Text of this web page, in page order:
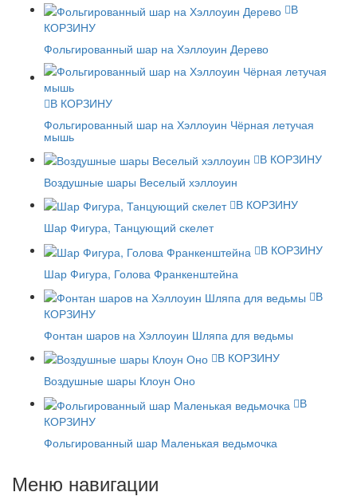
В
КОРЗИНУ
Фольгированный шар на Хэллоуин Дерево
В КОРЗИНУ
Фольгированный шар на Хэллоуин Чёрная летучая
мышь
В КОРЗИНУ
Воздушные шары Веселый хэллоуин
В КОРЗИНУ
Шар Фигура, Танцующий скелет
В КОРЗИНУ
Шар Фигура, Голова Франкенштейна
В
КОРЗИНУ
Фонтан шаров на Хэллоуин Шляпа для ведьмы
В КОРЗИНУ
Воздушные шары Клоун Оно
В
КОРЗИНУ
Фольгированный шар Маленькая ведьмочка
Меню навигации